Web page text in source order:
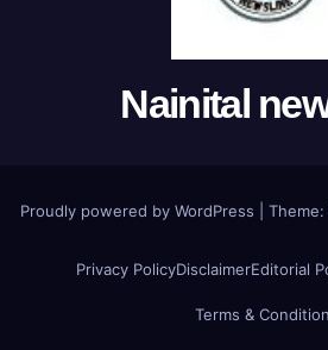
Nainital
Proudly powered by WordPress Theme:
Privacy PolicyDisclaimerEditorial
Terms &